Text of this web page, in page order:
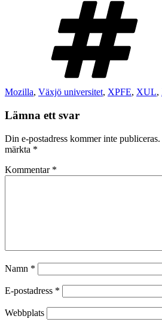
Mozilla, Växjö universitet, XPFE, XUL,
Lämna ett svar
Din e-postadress kommer inte publiceras.
märkta *
Kommentar *
Namn *
E-postadress *
Webbplats